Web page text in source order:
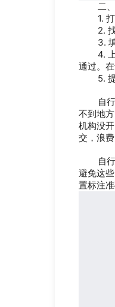
二、
1. 打开
2. 找到
3. 填
4. 上
通过。
5. 提
自行操
不到地
机构没
交，浪费
自行操
避免这
置标注